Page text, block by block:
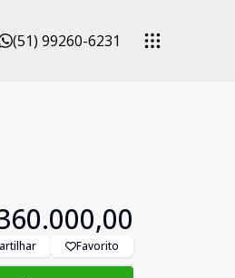
(51) 99260-6231
Favorito